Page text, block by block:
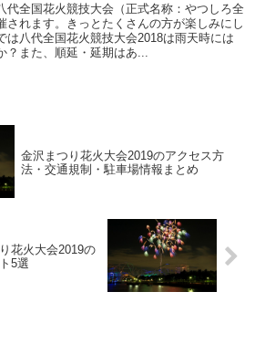
代全国花火競技大会（正式名称：やつしろ全
されます。きっとたくさんの方が楽しみにし
は八代全国花火競技大会2018は雨天時には
また、順延・延期はあ...
金沢まつり花火大会2019のアクセス方
法・交通規制・駐車場情報まとめ
花火大会2019の
5選